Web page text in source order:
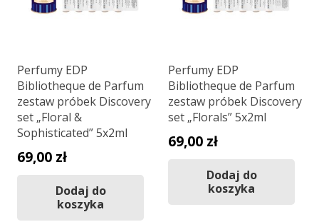
Perfumy EDP
Bibliotheque de Parfum
zestaw próbek Discovery
set „Floral &
Sophisticated” 5x2ml
69,00 zł
Dodaj do
koszyka
Perfumy EDP
Bibliotheque de Parfum
zestaw próbek Discovery
set „Florals” 5x2ml
69,00 zł
Dodaj do
koszyka